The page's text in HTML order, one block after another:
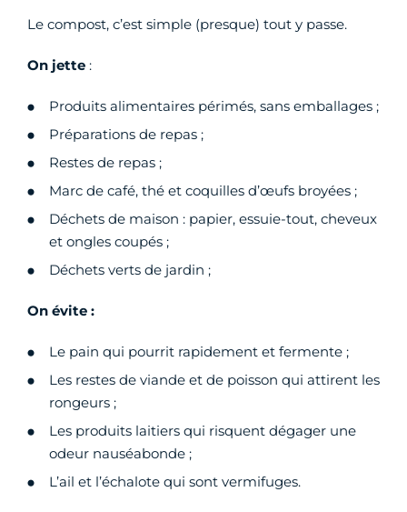
Le compost, c’est simple (presque) tout y passe.
On jette :
Produits alimentaires périmés, sans emballages ;
Préparations de repas ;
Restes de repas ;
Marc de café, thé et coquilles d’œufs broyées ;
Déchets de maison : papier, essuie-tout, cheveux
et ongles coupés ;
Déchets verts de jardin ;
On évite :
Le pain qui pourrit rapidement et fermente ;
Les restes de viande et de poisson qui attirent les
rongeurs ;
Les produits laitiers qui risquent dégager une
odeur nauséabonde ;
L’ail et l’échalote qui sont vermifuges.